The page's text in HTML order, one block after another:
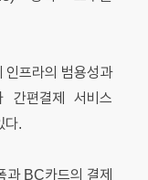
인프라의 범용성과
간편결제 서비스
다.
과 BC카드의 결제